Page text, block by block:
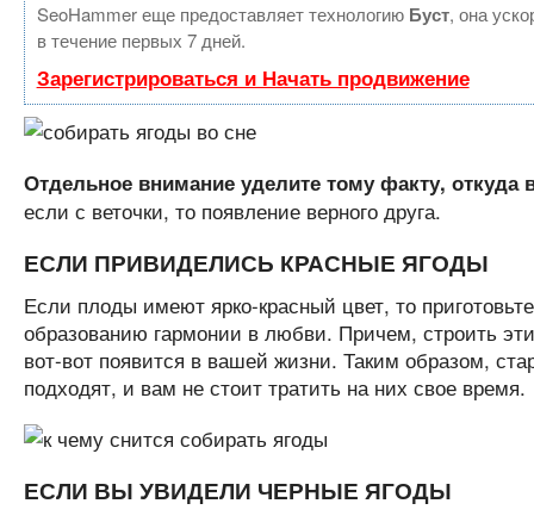
SeoHammer еще предоставляет технологию Буст, она
в течение первых 7 дней.
Зарегистрироваться и Начать продвижение
Отдельное внимание уделите тому факту, откуда
если с веточки, то появление верного друга.
ЕСЛИ ПРИВИДЕЛИСЬ КРАСНЫЕ ЯГОДЫ
Если плоды имеют ярко-красный цвет, то
образованию гармонии в любви. Причем, строить
вот-вот появится в вашей жизни. Таким образом,
подходят, и вам не стоит тратить на них свое время.
ЕСЛИ ВЫ УВИДЕЛИ ЧЕРНЫЕ ЯГОДЫ